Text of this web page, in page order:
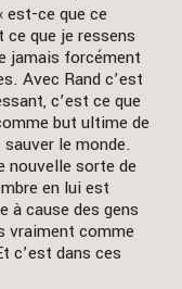
est-ce que ce
que je ressens
jamais forcément
Avec Rand c’est
c’est ce que
but ultime de
le monde.
nouvelle sorte de
en lui est
à cause des gens
vraiment comme
c’est dans ces